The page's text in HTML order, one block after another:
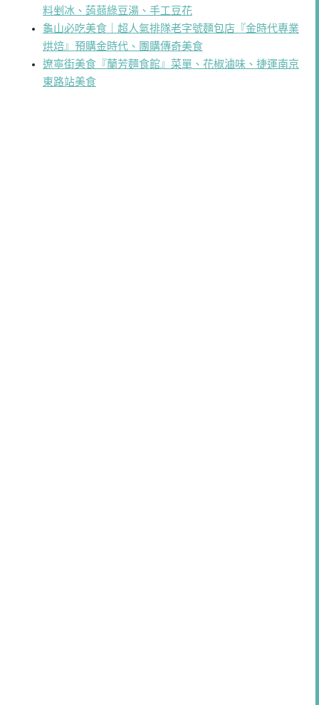
料剉冰、蒟蒻綠豆湯、手工豆花
龜山必吃美食｜超人氣排隊老字號麵包店『金時代專業
烘焙』預購金時代、團購傳奇美食
遼寧街美食『蘭芳麵食館』菜單、花椒滷味、捷運南京
東路站美食